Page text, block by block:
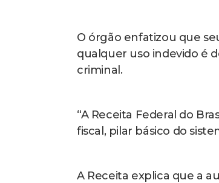
O órgão enfatizou que
qualquer uso indevido é
criminal.
“A Receita Federal do
fiscal, pilar básico do
A Receita explica que a